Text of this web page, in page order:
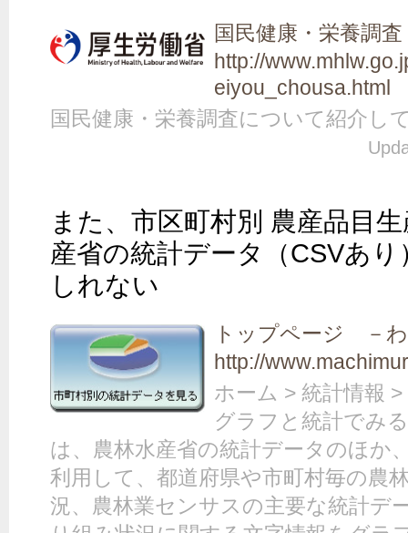
国民健康・栄養調
http://
eiyou_chousa.html
国民健康・栄養調査について紹介し
また、市区町村別 農産品目
産省の統計データ（CSVあ
しれない
トップページ －
http://
ホーム > 統計情
グラフと統計でみ
は、農林水産省の統計データのほか
利用して、都道府県や市町村毎の農
況、農林業センサスの主要な統計デ